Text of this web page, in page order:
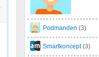
Podmanden (3)
Smartkoncept (3)